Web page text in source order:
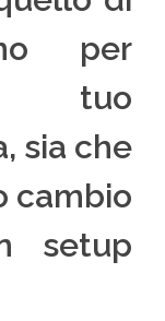
per
tuo
sia che
cambio
setup